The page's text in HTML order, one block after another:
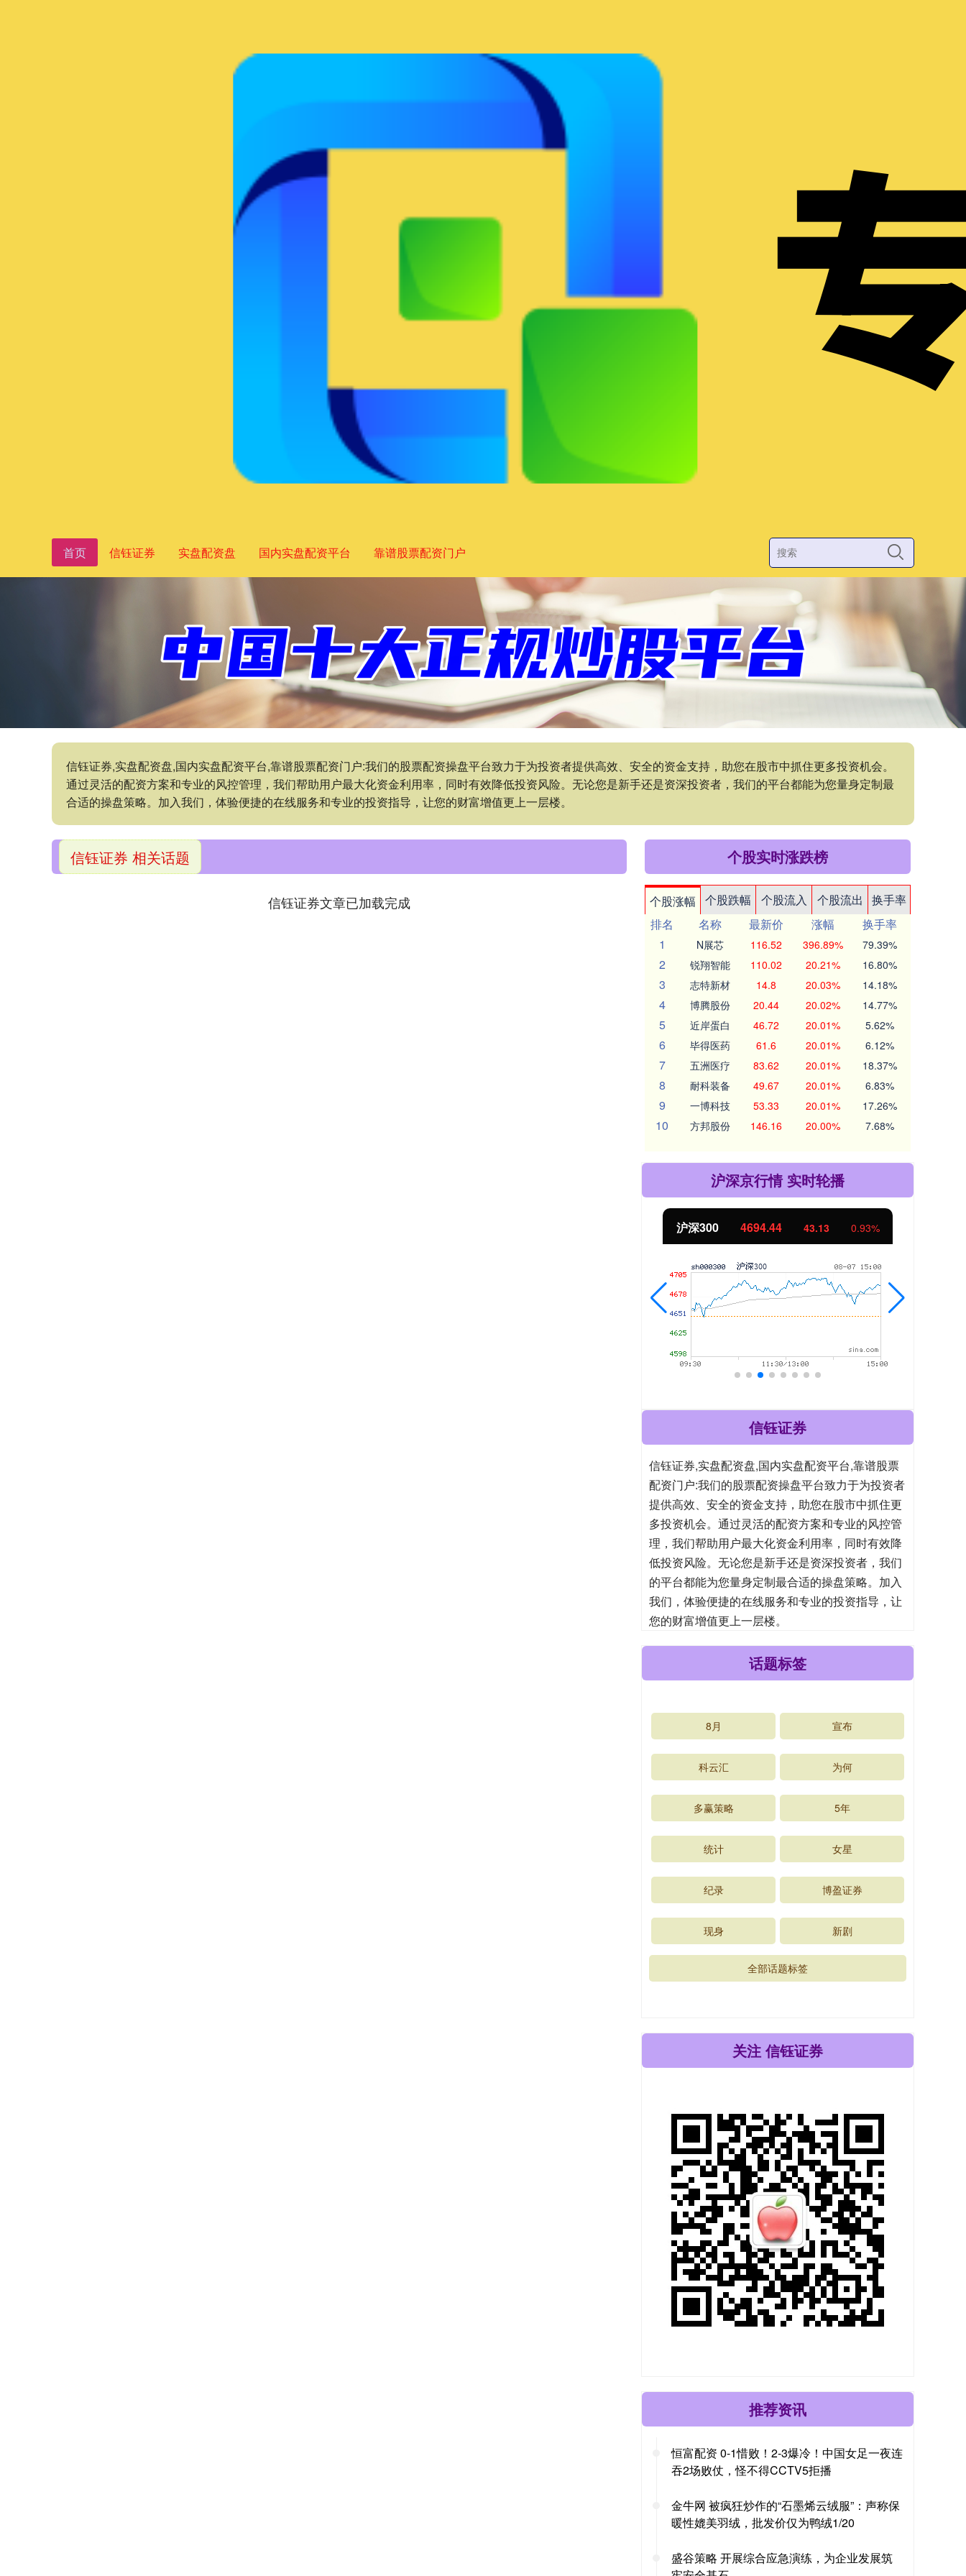
首页 信钰证券 实盘配资盘 国内实盘配资平台 靠谱股票配资门户
信钰证券,实盘配资盘,国内实盘配资平台,靠谱股票配资门户:我们的股票配资操盘平台致力于为投资者提供高效、安全的资金支持，助您在股市中抓住更多投资机会。
通过灵活的配资方案和专业的风控管理，我们帮助用户最大化资金利用率，同时有效降低投资风险。无论您是新手还是资深投资者，我们的平台都能为您量身定制最
合适的操盘策略。加入我们，体验便捷的在线服务和专业的投资指导，让您的财富增值更上一层楼。
信钰证券 相关话题
信钰证券文章已加载完成
个股实时涨跌榜
个股涨幅 个股跌幅 个股流入 个股流出
换手率
排名
名称 最新价 涨幅
换手率
1
N展芯 116.52 396.89% 79.39%
2 锐翔智能 110.02 20.21% 16.80%
3 志特新材 14.8 20.03% 14.18%
4 博腾股份 20.44 20.02% 14.77%
5 近岸蛋白 46.72 20.01% 5.62%
6 毕得医药 61.6 20.01% 6.12%
7 五洲医疗 83.62 20.01% 18.37%
8 耐科装备 49.67 20.01% 6.83%
9 一博科技 53.33 20.01% 17.26%
10 方邦股份 146.16 20.00% 7.68%
沪深京行情 实时轮播
沪深300 4694.44 43.13 0.93%
信钰证券
信钰证券,实盘配资盘,国内实盘配资平台,靠谱股票
配资门户:我们的股票配资操盘平台致力于为投资者
提供高效、安全的资金支持，助您在股市中抓住更
多投资机会。通过灵活的配资方案和专业的风控管
理，我们帮助用户最大化资金利用率，同时有效降
低投资风险。无论您是新手还是资深投资者，我们
的平台都能为您量身定制最合适的操盘策略。加入
我们，体验便捷的在线服务和专业的投资指导，让
您的财富增值更上一层楼。
话题标签
8月 宣布
科云汇 为何
多赢策略 5年
统计 女星
纪录 博盈证券
现身 新剧
全部话题标签
关注 信钰证券
推荐资讯
恒富配资 0-1惜败！2-3爆冷！中国女足一夜连
吞2场败仗，怪不得CCTV5拒播
金牛网 被疯狂炒作的“石墨烯云绒服”：声称保
暖性媲美羽绒，批发价仅为鸭绒1/20
盛谷策略 开展综合应急演练，为企业发展筑